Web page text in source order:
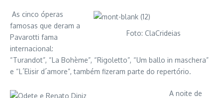
Foto: ClaCrideias
As cinco óperas
famosas que deram a
Pavarotti fama
internacional:
“Turandot”, “La Bohème”, “Rigoletto”, “Um ballo in maschera”
e “L´Elisir d´amore”, também fizeram parte do repertório.
A noite de